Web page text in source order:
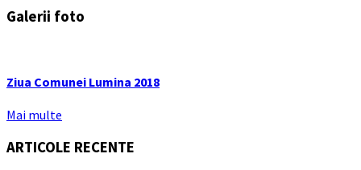
Galerii foto
Ziua Comunei Lumina 2018
Mai multe
ARTICOLE RECENTE